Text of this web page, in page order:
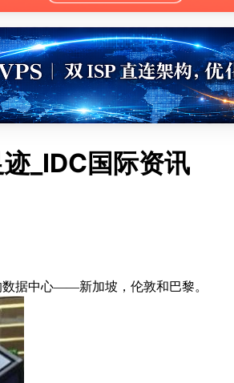
_IDC国际资讯
数据中心——新加坡，伦敦和巴黎。